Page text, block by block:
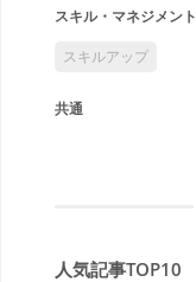
スキル・マネジメント
スキルアップ
共通
人気記事TOP10